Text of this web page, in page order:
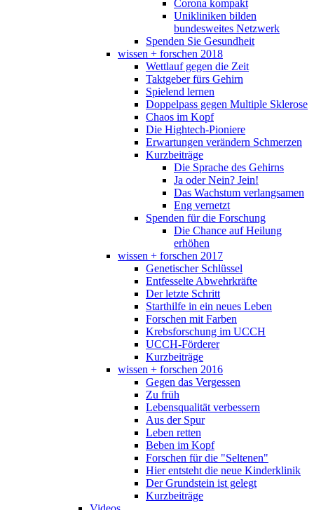
Corona kompakt
Unikliniken bilden
bundesweites Netzwerk
Spenden Sie Gesundheit
wissen + forschen 2018
Wettlauf gegen die Zeit
Taktgeber fürs Gehirn
Spielend lernen
Doppelpass gegen Multiple Sklerose
Chaos im Kopf
Die Hightech-Pioniere
Erwartungen verändern Schmerzen
Kurzbeiträge
Die Sprache des Gehirns
Ja oder Nein? Jein!
Das Wachstum verlangsamen
Eng vernetzt
Spenden für die Forschung
Die Chance auf Heilung
erhöhen
wissen + forschen 2017
Genetischer Schlüssel
Entfesselte Abwehrkräfte
Der letzte Schritt
Starthilfe in ein neues Leben
Forschen mit Farben
Krebsforschung im UCCH
UCCH-Förderer
Kurzbeiträge
wissen + forschen 2016
Gegen das Vergessen
Zu früh
Lebensqualität verbessern
Aus der Spur
Leben retten
Beben im Kopf
Forschen für die "Seltenen"
Hier entsteht die neue Kinderklinik
Der Grundstein ist gelegt
Kurzbeiträge